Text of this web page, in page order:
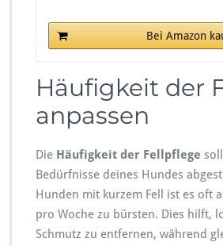
Bei Amazon
Häufigkeit der
anpassen
Die Häufigkeit der Fellpflege
Bedürfnisse deines Hundes
Hunden mit kurzem Fell ist es oft
pro Woche zu bürsten. Dies hilft,
Schmutz zu entfernen, während